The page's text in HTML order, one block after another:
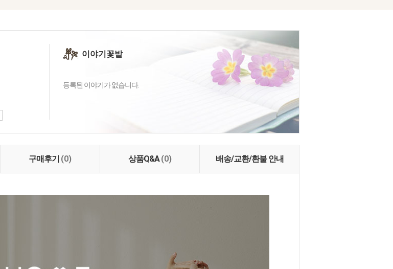
이야기꽃밭
등록된 이야기가 없습니다.
구매후기 (0) 상품Q&A(0) 배송/교환/환불 안내